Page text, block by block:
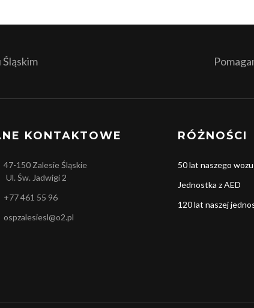
KONTAKTOWE
47-150 Zalesie Śląskie
Św. Jadwigi 2
+77 461 55 96
ospzalesiesl@o2.pl
RÓŻNOŚCI
50 lat naszego wozu
Jednostka z AED
120 lat naszej